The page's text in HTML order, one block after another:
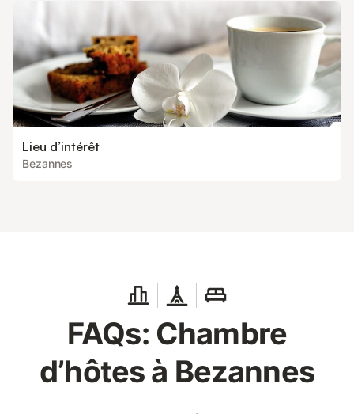
Lieu d’intérêt
Bezannes
FAQs: Chambre
d’hôtes à Bezannes